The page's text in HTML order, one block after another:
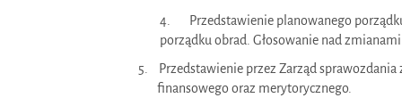
4.
Przedstawienie planowanego
porządku obrad. Głosowanie nad
5. Przedstawienie przez Zarząd
finansowego oraz merytorycznego.